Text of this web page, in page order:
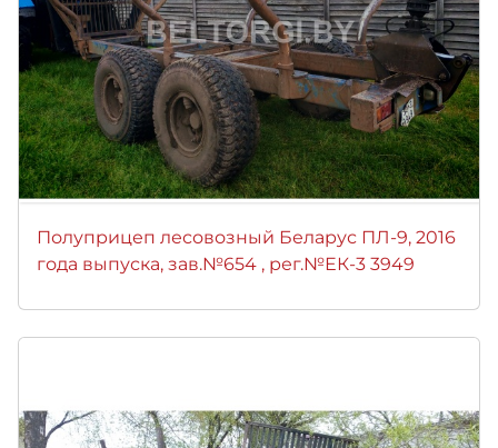
Полуприцеп лесовозный Беларус ПЛ-9, 2016
года выпуска, зав.№654 , рег.№ЕК-3 3949